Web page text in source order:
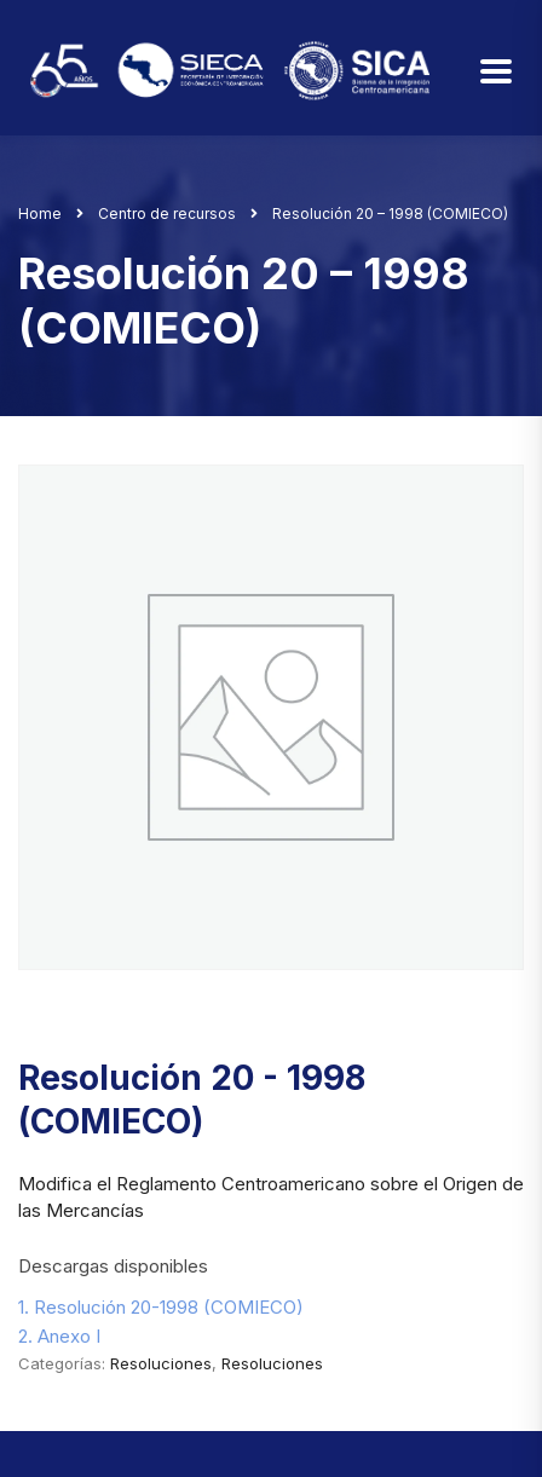
Home Centro de recursos Resolución 20 – 1998 (COMIECO)
Resolución 20 – 1998
(COMIECO)
Resolución 20 - 1998
(COMIECO)
Modifica el Reglamento Centroamericano sobre el Origen de
las Mercancías
Descargas disponibles
1. Resolución 20-1998 (COMIECO)
2. Anexo I
Categorías: Resoluciones, Resoluciones